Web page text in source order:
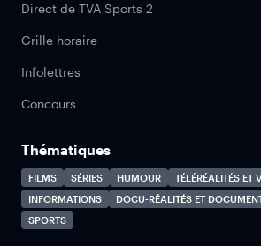
Direct de TVA Sports 2
Grille horaire
Infolettres
Concours
Thématiques
FILMS SÉRIES HUMOUR
TÉLÉRÉALITÉS ET
INFORMATIONS
DOCU-RÉALITÉS ET
SPORTS